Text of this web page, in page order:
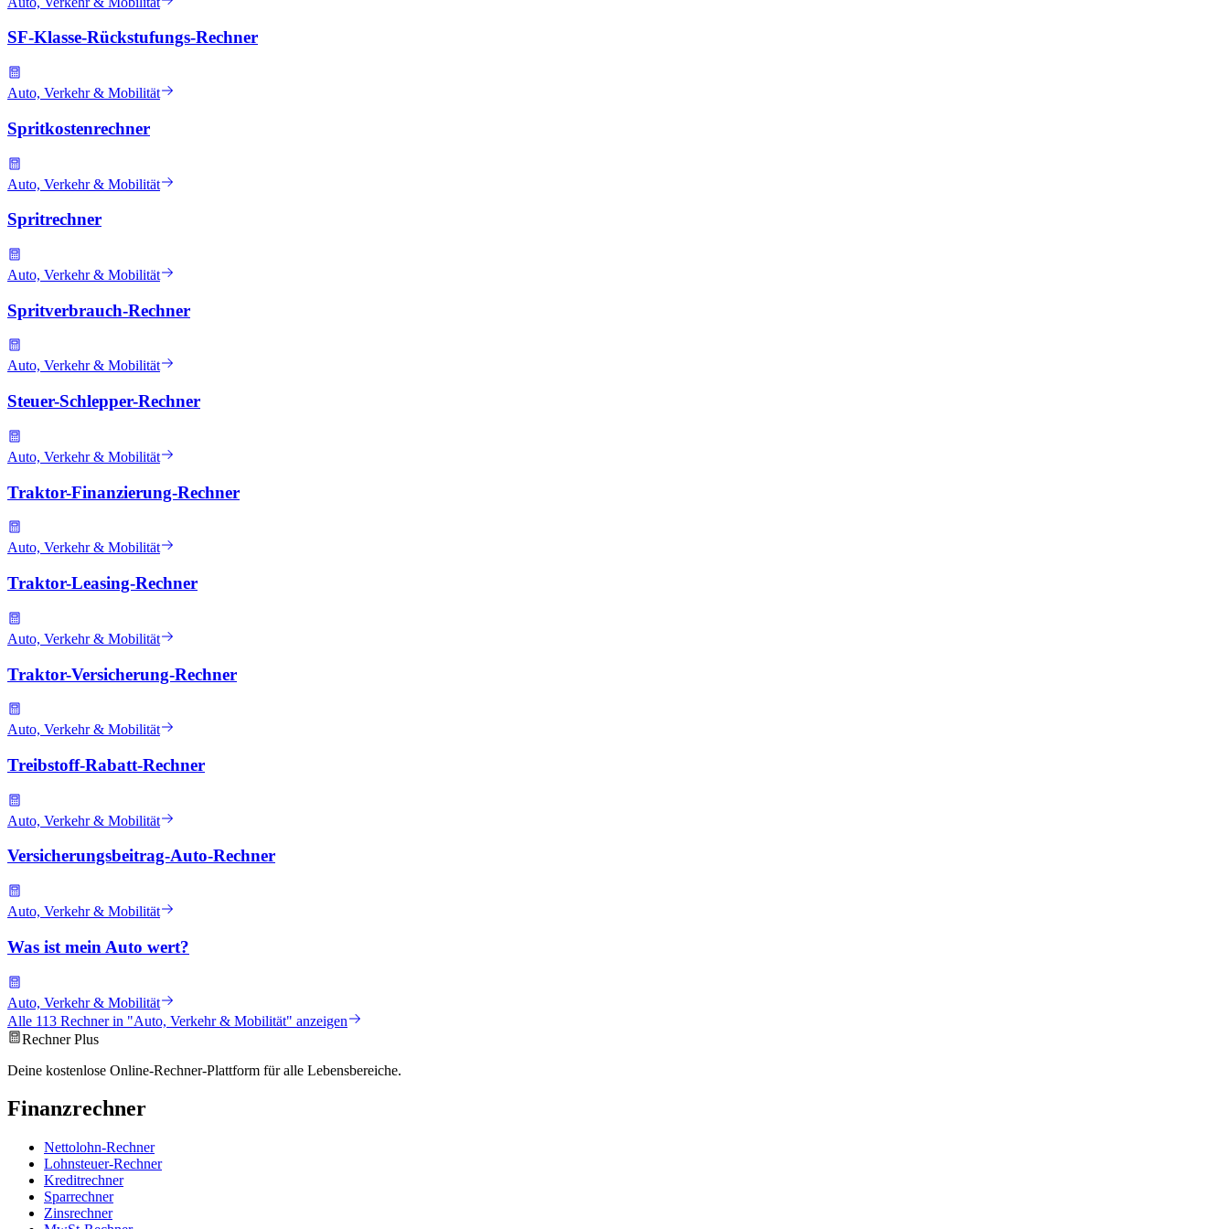
SF-Klasse-Rückstufungs-Rechner
Auto, Verkehr & Mobilität
Spritkostenrechner
Auto, Verkehr & Mobilität
Spritrechner
Auto, Verkehr & Mobilität
Spritverbrauch-Rechner
Auto, Verkehr & Mobilität
Steuer-Schlepper-Rechner
Auto, Verkehr & Mobilität
Traktor-Finanzierung-Rechner
Auto, Verkehr & Mobilität
Traktor-Leasing-Rechner
Auto, Verkehr & Mobilität
Traktor-Versicherung-Rechner
Auto, Verkehr & Mobilität
Treibstoff-Rabatt-Rechner
Auto, Verkehr & Mobilität
Versicherungsbeitrag-Auto-Rechner
Auto, Verkehr & Mobilität
Was ist mein Auto wert?
Auto, Verkehr & Mobilität
Alle 113 Rechner in "Auto, Verkehr & Mobilität" anzeigen
Rechner Plus
Deine kostenlose Online-Rechner-Plattform für alle Lebensbereiche.
Finanzrechner
Nettolohn-Rechner
Lohnsteuer-Rechner
Kreditrechner
Sparrechner
Zinsrechner